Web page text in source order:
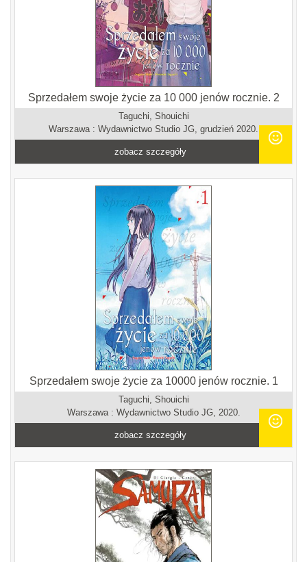
Sprzedałem swoje życie za 10 000 jenów rocznie. 2
Taguchi, Shouichi
Warszawa : Wydawnictwo Studio JG, grudzień 2020.
zobacz szczegóły
Sprzedałem swoje życie za 10000 jenów rocznie. 1
Taguchi, Shouichi
Warszawa : Wydawnictwo Studio JG, 2020.
zobacz szczegóły